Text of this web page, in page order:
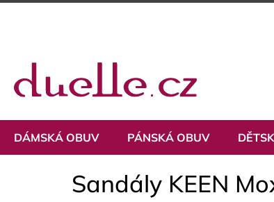
Přejít
DÁMSKÁ OBUV PÁNSKÁ OBUV
Sandály KEEN